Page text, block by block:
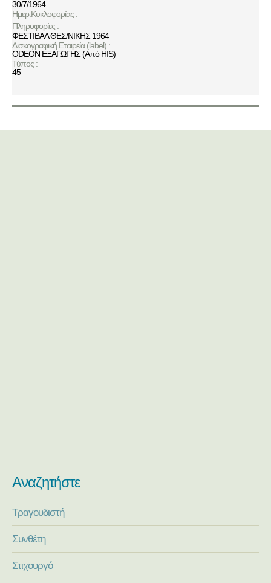
30/7/1964
Ημερ.Κυκλοφορίας :
Πληροφορίες :
ΦΕΣΤΙΒΑΛ ΘΕΣ/ΝΙΚΗΣ 1964
Δισκογραφική Εταιρεία (label) :
ODEON ΕΞΑΓΩΓΗΣ (Από HIS)
Τύπος :
45
Αναζητήστε
Τραγουδιστή
Συνθέτη
Στιχουργό